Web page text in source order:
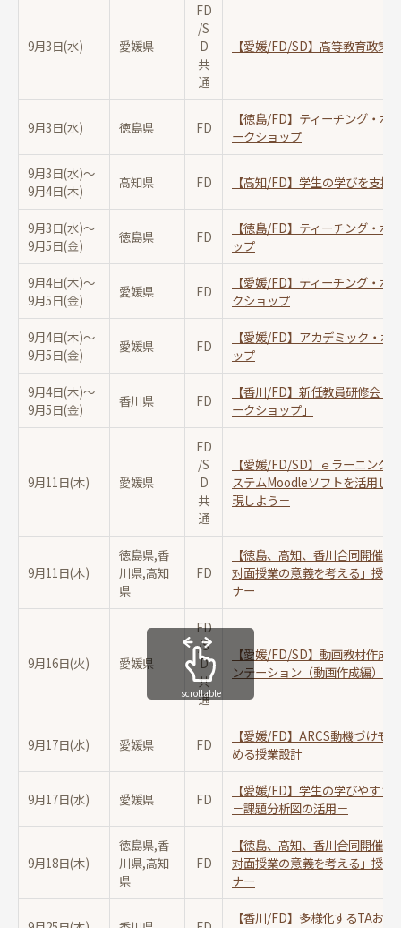
9月3日(水) 愛媛県
FD
/S
D
共
通
【愛媛/FD/SD】高等教育政策論
9月3日(水) 徳島県 FD
【徳島/FD】ティーチング・
ークショップ
9月3日(水)〜
9月4日(木)
高知県 FD 【高知/FD】学生の学びを支
9月3日(水)〜
9月5日(金)
徳島県 FD
【徳島/FD】ティーチング・
ップ
9月4日(木)〜
9月5日(金)
愛媛県 FD
【愛媛/FD】ティーチング・
クショップ
9月4日(木)〜
9月5日(金)
愛媛県 FD
【愛媛/FD】アカデミック・
ップ
9月4日(木)〜
9月5日(金)
香川県 FD
【香川/FD】新任教員研修会
ークショップ」
9月11日(木) 愛媛県
FD
/S
D
共
通
【愛媛/FD/SD】ｅラーニング
ステムMoodleソフトを活用し
現しよう－
9月11日(木)
徳島県,香
川県,高知
県
FD
【徳島、高知、香川合同開催/
対面授業の意義を考える」授業
ナー
9月16日(火) 愛媛県
FD
/S
D
共
通
【愛媛/FD/SD】動画教材作成
ンテーション（動画作成編）」
9月17日(水) 愛媛県 FD
【愛媛/FD】ARCS動機づけモ
める授業設計
9月17日(水) 愛媛県 FD
【愛媛/FD】学生の学びやす
－課題分析図の活用－
9月18日(木)
徳島県,香
川県,高知
県
FD
【徳島、高知、香川合同開催/
対面授業の意義を考える」授業
ナー
【香川/FD】多様化するTAお
scrollable